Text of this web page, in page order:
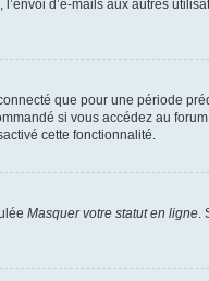
d’e-mails aux autres
que pour une période
si vous accédez au
cette fonctionnalité.
Masquer votre statut en ligne.